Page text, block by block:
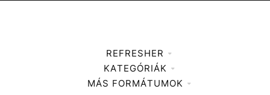
REFRESHER
Médiaajánlat
KATEGÓRIÁK
Zene
MÁS FORMÁTUMOK